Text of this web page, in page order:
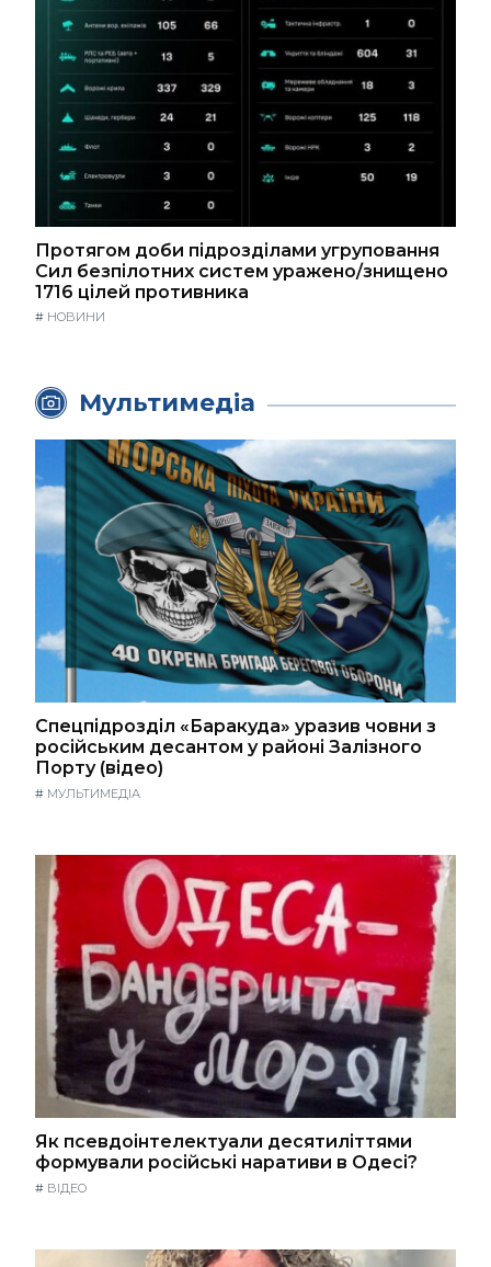
Протягом доби підрозділами угруповання
Сил безпілотних систем уражено/знищено
1716 цілей противника
# НОВИНИ
Мультимедіа
Спецпідрозділ «Баракуда» уразив човни з
російським десантом у районі Залізного
Порту (відео)
# МУЛЬТИМЕДІА
Як псевдоінтелектуали десятиліттями
формували російські наративи в Одесі?
# ВІДЕО